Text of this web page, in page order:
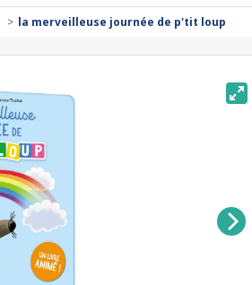
la merveilleuse journée de p'tit loup